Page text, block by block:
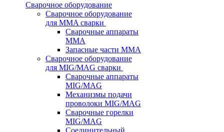
Сварочное оборудование
Сварочное оборудование
для MMA сварки
Сварочные аппараты
MMA
Запасные части MMA
Сварочное оборудование
для MIG/MAG сварки
Сварочные аппараты
MIG/MAG
Механизмы подачи
проволоки MIG/MAG
Сварочные горелки
MIG/MAG
Соединительный